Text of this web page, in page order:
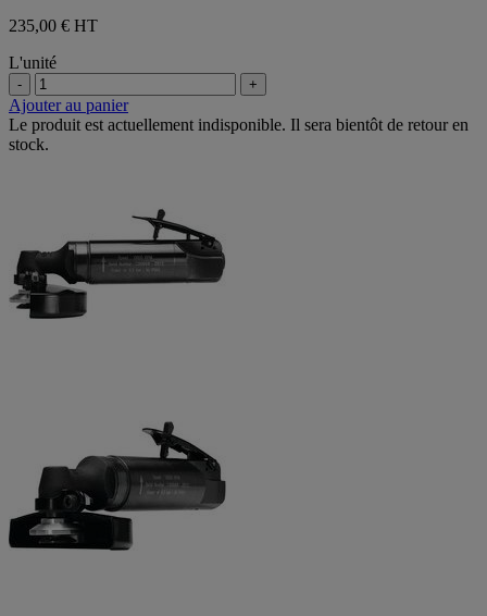
235,00 € HT
L'unité
- +
Ajouter au panier
Le produit est actuellement indisponible. Il sera bientôt de retour en
stock.